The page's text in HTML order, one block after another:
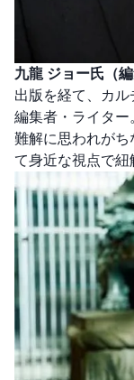
九龍 ジョー氏（
出版を経て、カ
編集者・ライター
難解に思われがち
て身近な視点で紐